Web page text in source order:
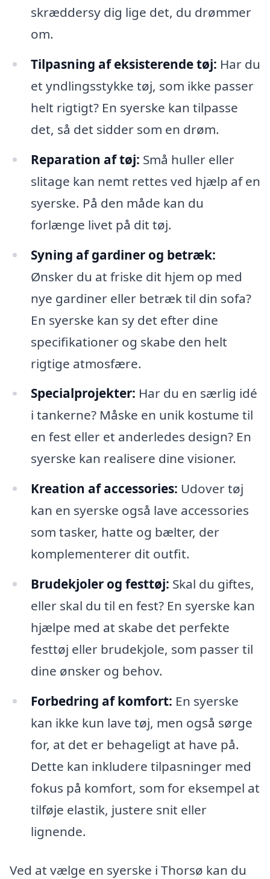
skræddersy dig lige det, du drømmer
om.
Tilpasning af eksisterende tøj: Har du
et yndlingsstykke tøj, som ikke passer
helt rigtigt? En syerske kan tilpasse
det, så det sidder som en drøm.
Reparation af tøj: Små huller eller
slitage kan nemt rettes ved hjælp af en
syerske. På den måde kan du
forlænge livet på dit tøj.
Syning af gardiner og betræk:
Ønsker du at friske dit hjem op med
nye gardiner eller betræk til din sofa?
En syerske kan sy det efter dine
specifikationer og skabe den helt
rigtige atmosfære.
Specialprojekter: Har du en særlig idé
i tankerne? Måske en unik kostume til
en fest eller et anderledes design? En
syerske kan realisere dine visioner.
Kreation af accessories: Udover tøj
kan en syerske også lave accessories
som tasker, hatte og bælter, der
komplementerer dit outfit.
Brudekjoler og festtøj: Skal du giftes,
eller skal du til en fest? En syerske kan
hjælpe med at skabe det perfekte
festtøj eller brudekjole, som passer til
dine ønsker og behov.
Forbedring af komfort: En syerske
kan ikke kun lave tøj, men også sørge
for, at det er behageligt at have på.
Dette kan inkludere tilpasninger med
fokus på komfort, som for eksempel at
tilføje elastik, justere snit eller
lignende.
Ved at vælge en syerske i Thorsø kan du